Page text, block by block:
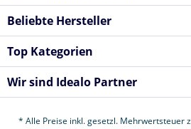
Beliebte Hersteller
Top Kategorien
Wir sind Idealo Partner
* Alle Preise inkl. gesetzl. Mehrwertsteuer